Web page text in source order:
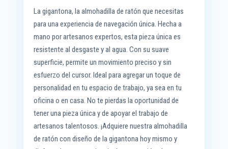
La gigantona, la almohadilla de ratón que necesitas
para una experiencia de navegación única. Hecha a
mano por artesanos expertos, esta pieza única es
resistente al desgaste y al agua. Con su suave
superficie, permite un movimiento preciso y sin
esfuerzo del cursor. Ideal para agregar un toque de
personalidad en tu espacio de trabajo, ya sea en tu
oficina o en casa. No te pierdas la oportunidad de
tener una pieza única y de apoyar el trabajo de
artesanos talentosos. ¡Adquiere nuestra almohadilla
de ratón con diseño de la gigantona hoy mismo y